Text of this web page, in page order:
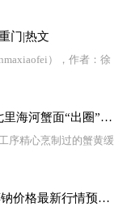
门|热文
），作者：徐
达沃斯上，这道宁河七里海河蟹面“出圈”了|每日热门
序精心烹制过的蟹黄缓
2023年6月29日叔丁醇钠价格最新行情预测_环球要闻